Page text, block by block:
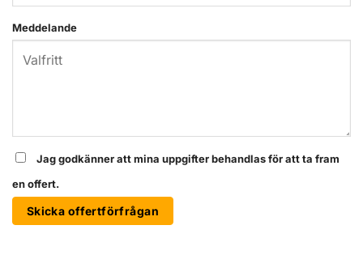
Meddelande
Jag godkänner att mina uppgifter behandlas för att ta fram
en offert.
Skicka offertförfrågan